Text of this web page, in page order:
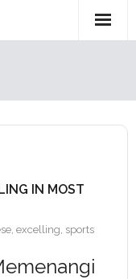
IN MOST
, excelling, sports